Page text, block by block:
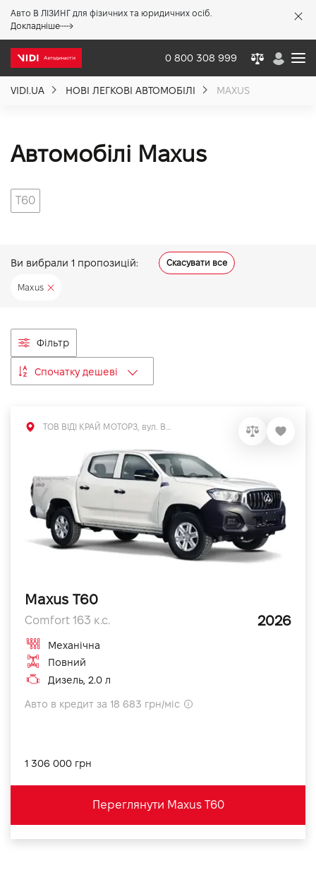
Авто В ЛІЗИНГ для фізичних та юридичних осіб.
Докладніше
0 800 308 999
VIDI.UA НОВІ ЛЕГКОВІ АВТОМОБІЛІ MAXUS
Автомобілі Maxus
T60
Ви вибрали 1 пропозицій: Скасувати все
Maxus
Фільтр
Спочатку дешеві
Maxus T60
Comfort 163 к.с. 2026
Механічна
Повний
Дизель, 2.0 л
Авто в кредит за 18 683 грн/міс
1 306 000 грн
Переглянути Maxus T60
Акції %
VIDI Кар'єра
Контакти
Підпишись на наш канал та слідкуй за
акціями, послугами та новинками